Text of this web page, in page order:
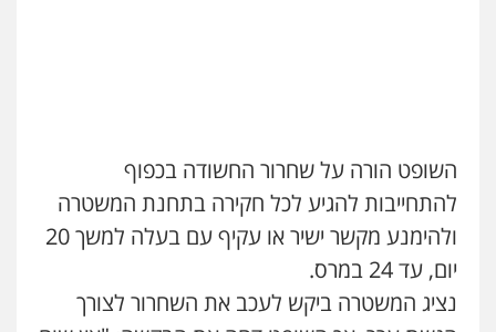
השופט הורה על שחרור החשודה בכפוף
להתחייבות להגיע לכל חקירה בתחנת המשטרה
ולהימנע מקשר ישיר או עקיף עם בעלה למשך 20
יום, עד 24 במרס.
נציג המשטרה ביקש לעכב את השחרור לצורך
משפט פלילי
0545437431
עו"ד עלי סעדי
פשיעה חמורה ליווי וייצוג בחקירות
ומעצרים